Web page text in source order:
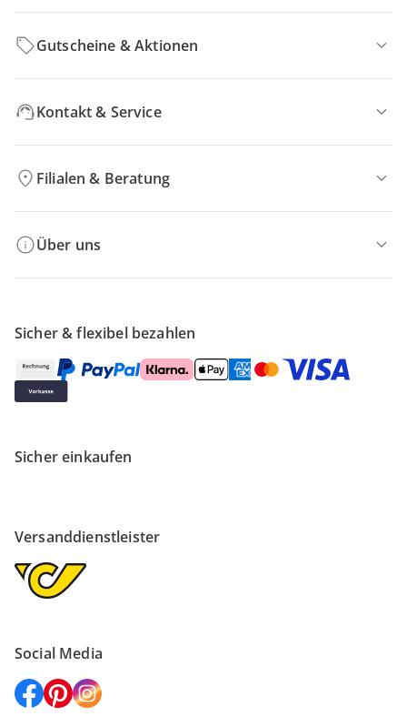
Gutscheine & Aktionen
Kontakt & Service
Filialen & Beratung
Über uns
Sicher & flexibel bezahlen
Sicher einkaufen
Versanddienstleister
Social Media